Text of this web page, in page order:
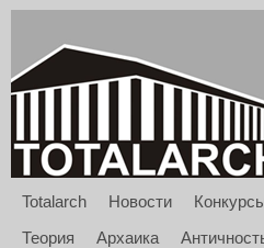
Totalarch Новости
Теория
Архаика